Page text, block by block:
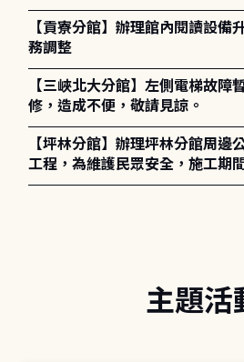
造成不便，敬請見諒。
【貢寮分館】辦理館內閱讀設備
務調整
【三峽北大分館】左側電梯故障
修，造成不便，敬請見諒。
【坪林分館】辦理坪林分館周邊
工程，為維護民眾安全，施工期
主題活